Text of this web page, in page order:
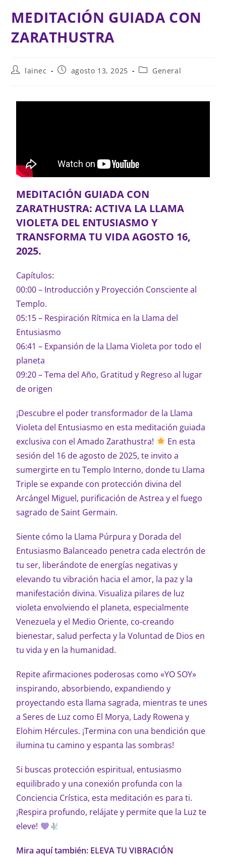
MEDITACIÓN GUIADA CON
ZARATHUSTRA
lainec agosto 13, 2025 General
MEDITACIÓN GUIADA CON
ZARATHUSTRA: ACTIVA LA LLAMA
VIOLETA DEL ENTUSIASMO Y
TRANSFORMA TU VIDA AGOSTO 16,
2025.
Capítulos:
00:00 – Introducción y Proyección Consciente al
Templo.
05:15 – Respiración Rítmica en la Llama del
Entusiasmo
06:41 – Expansión de la Llama Violeta por todo el
planeta
09:20 – Tema del Año, Gratitud y Regreso al lugar
de origen
¡Descubre el poder transformador de la Llama
Violeta del Entusiasmo en esta meditación guiada
exclusiva con el Amado Zarathustra!
En esta
sesión del 16 de agosto de 2025, te invito a
sumergirte en tu Templo Interno, donde tu Llama
Triple se expande con protección divina del
Arcángel Miguel, purificación de Astrea y el fuego
sagrado de Saint Germain.
Siente cómo la Llama Púrpura y Dorada del
Entusiasmo Balanceado penetra cada electrón de
tu ser, liberándote de energías negativas y
elevando tu vibración hacia el amor, la paz y la
manifestación divina. Visualiza pilares de luz
violeta envolviendo el planeta, especialmente
Venezuela y el Medio Oriente, co-creando
bienestar, salud perfecta y la Voluntad de Dios en
tu vida y en la humanidad.
Repite afirmaciones poderosas como «YO SOY»
inspirando, absorbiendo, expandiendo y
proyectando esta llama sagrada, mientras te unes
a Seres de Luz como El Morya, Lady Rowena y
Elohim Hércules. ¡Termina con una bendición que
ilumina tu camino y espanta las sombras!
Si buscas protección espiritual, entusiasmo
equilibrado y una conexión profunda con la
Conciencia Crística, esta meditación es para ti.
¡Respira profundo, relájate y permite que la Luz te
eleve!
Mira aquí también: ELEVA TU VIBRACIÓN